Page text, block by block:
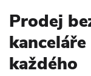
Prodej
každého